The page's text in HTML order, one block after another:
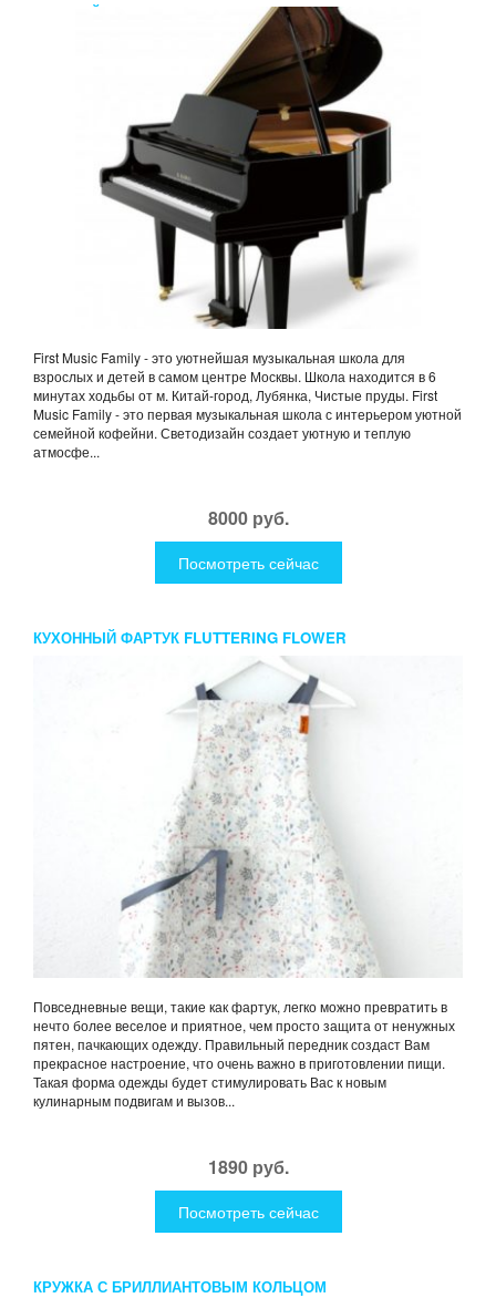
ЗАНЯТИЙ В FIRST MUSIC FAMILY ФОРТЕПИАНО
First Music Family - это уютнейшая музыкальная школа для
взрослых и детей в самом центре Москвы. Школа находится в 6
минутах ходьбы от м. Китай-город, Лубянка, Чистые пруды. First
Music Family - это первая музыкальная школа с интерьером уютной
семейной кофейни. Светодизайн создает уютную и теплую
атмосфе...
8000 руб.
Посмотреть сейчас
КУХОННЫЙ ФАРТУК FLUTTERING FLOWER
Повседневные вещи, такие как фартук, легко можно превратить в
нечто более веселое и приятное, чем просто защита от ненужных
пятен, пачкающих одежду. Правильный передник создаст Вам
прекрасное настроение, что очень важно в приготовлении пищи.
Такая форма одежды будет стимулировать Вас к новым
кулинарным подвигам и вызов...
1890 руб.
Посмотреть сейчас
КРУЖКА С БРИЛЛИАНТОВЫМ КОЛЬЦОМ